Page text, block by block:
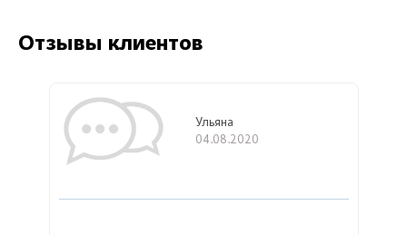
Отзывы клиентов
Ульяна
04.08.2020